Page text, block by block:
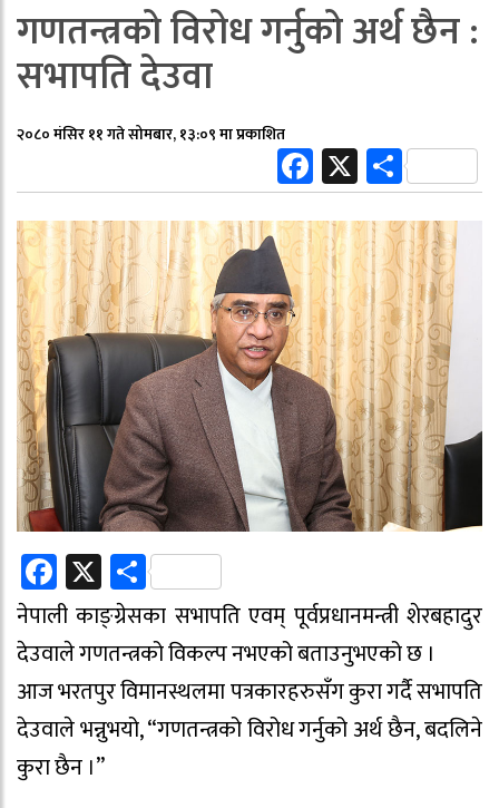
गणतन्त्रको विरोध गर्नुको अर्थ छैन :
सभापति देउवा
२०८० मंसिर ११ गते सोमबार, १३:०९ मा प्रकाशित
Facebook
XShare
Facebook
X Share
नेपाली काङ्ग्रेसका सभापति एवम् पूर्वप्रधानमन्त्री शेरबहादुर
देउवाले गणतन्त्रको विकल्प नभएको बताउनुभएको छ ।
आज भरतपुर विमानस्थलमा पत्रकारहरुसँग कुरा गर्दै सभापति
देउवाले भन्नुभयो, “गणतन्त्रको विरोध गर्नुको अर्थ छैन, बदलिने
कुरा छैन ।”